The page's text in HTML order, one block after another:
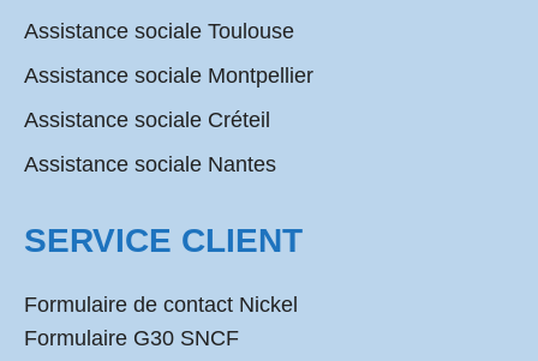
Assistance sociale Toulouse
Assistance sociale Montpellier
Assistance sociale Créteil
Assistance sociale Nantes
SERVICE CLIENT
Formulaire de contact Nickel
Formulaire G30 SNCF